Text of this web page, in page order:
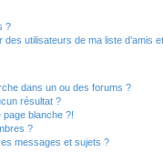
?
utilisateurs de ma liste d’amis
dans un ou des forums ?
résultat ?
blanche ?!
?
messages et sujets ?